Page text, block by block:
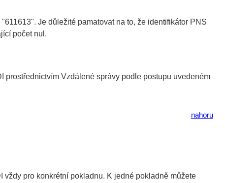
Je důležité pamatovat na to, že identifikátor PNS
počet nul.
Vzdálené správy podle postupu uvedeném
nahoru
vždy pro konkrétní pokladnu. K jedné pokladně můžete